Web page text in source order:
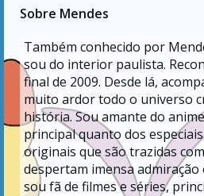
Sobre Mendes
Também conhecido por
sou do interior paulista.
final de 2009. Desde lá,
muito ardor todo o universo
história. Sou amante do
principal quanto dos
originais que são trazidas
despertam imensa admiração
sou fã de filmes e séries,